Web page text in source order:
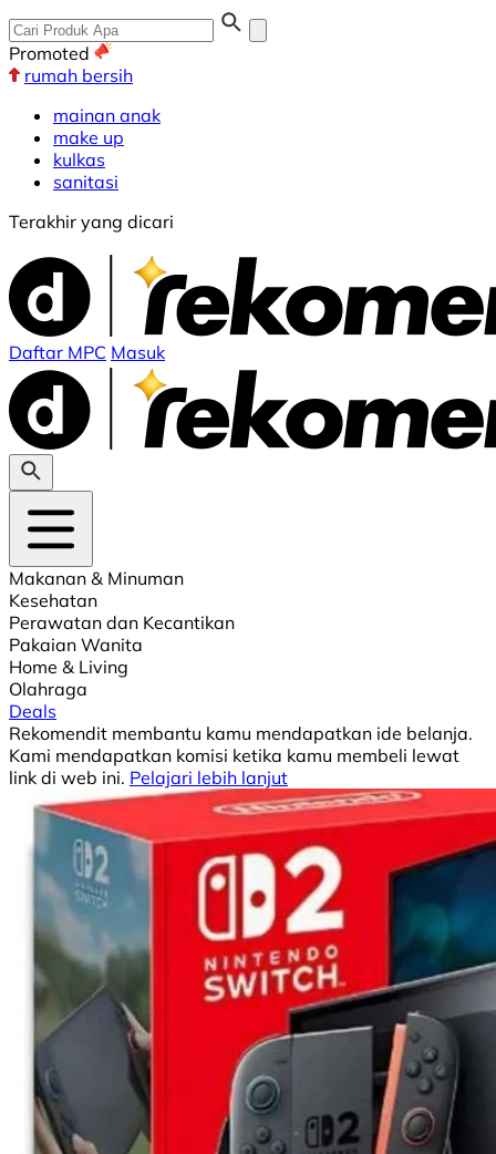
Promoted
rumah bersih
mainan anak
make up
kulkas
sanitasi
Terakhir yang dicari
Daftar MPC Masuk
Makanan & Minuman
Kesehatan
Perawatan dan Kecantikan
Pakaian Wanita
Home & Living
Olahraga
Deals
Rekomendit membantu kamu mendapatkan ide belanja.
Kami mendapatkan komisi ketika kamu membeli lewat
link di web ini. Pelajari lebih lanjut